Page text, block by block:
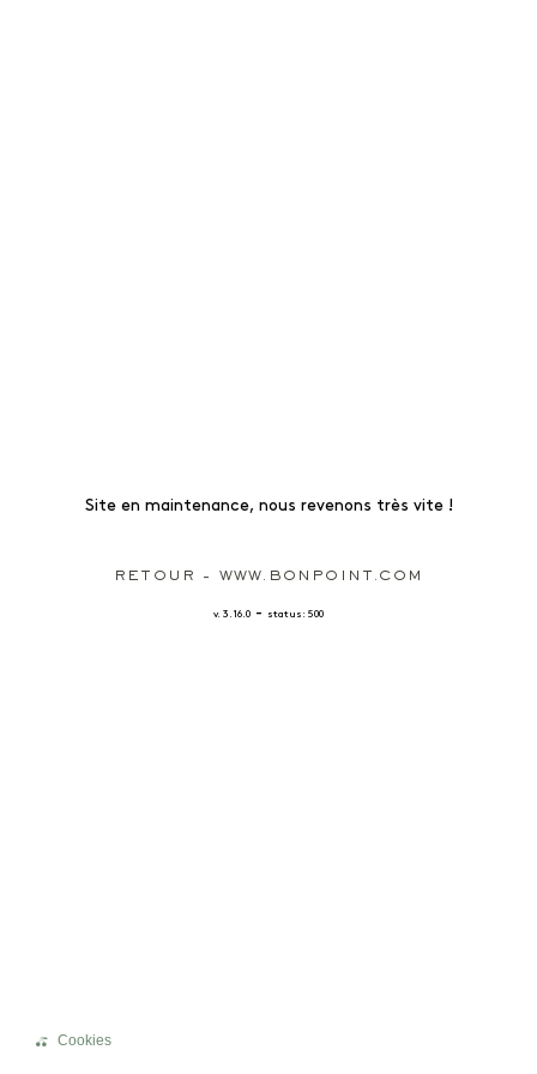
Site en maintenance, nous revenons très vite !
RETOUR - WWW.BONPOINT.COM
v. 3.16.0 - status: 500